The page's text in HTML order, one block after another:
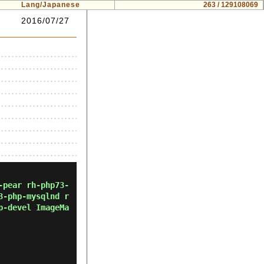
Lang/Japanese
263 / 129108069
2016/07/27
rh-php73-
php-mysqlnd r
devel ImageMa